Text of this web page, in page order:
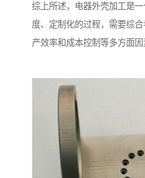
综上所述，电器外壳加工是
度、定制化的过程，需要综
产效率和成本控制等多方面因